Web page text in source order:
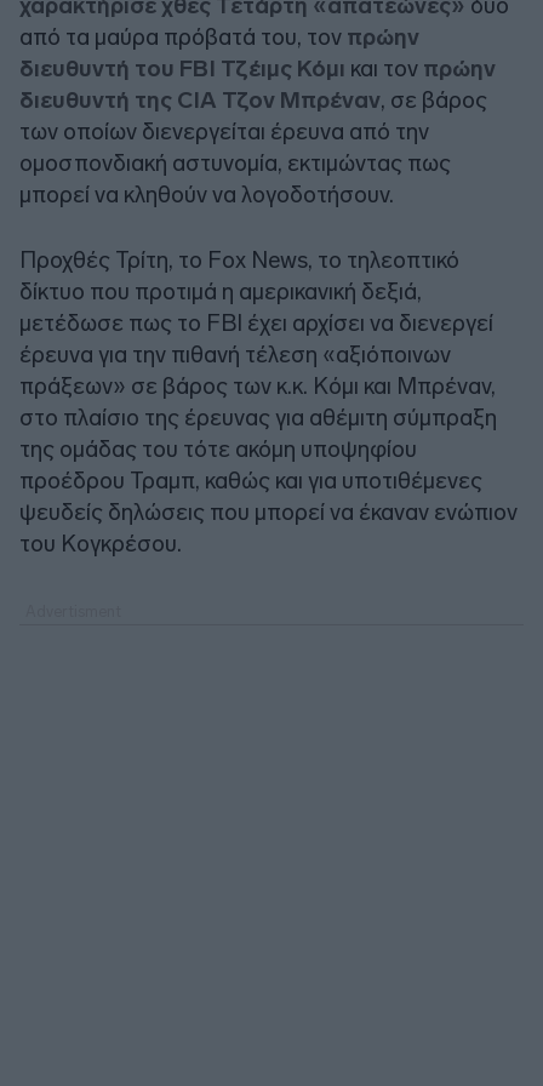
από τα μαύρα πρόβατά του, τον πρώην
διευθυντή του FBI Τζέιμς Κόμι και τον πρώην
διευθυντή της CIA Τζον Μπρέναν, σε βάρος
των οποίων διενεργείται έρευνα από την
ομοσπονδιακή αστυνομία, εκτιμώντας πως
μπορεί να κληθούν να λογοδοτήσουν.
Προχθές Τρίτη, το Fox News, το τηλεοπτικό
δίκτυο που προτιμά η αμερικανική δεξιά,
μετέδωσε πως το FBI έχει αρχίσει να διενεργεί
έρευνα για την πιθανή τέλεση «αξιόποινων
πράξεων» σε βάρος των κ.κ. Κόμι και Μπρέναν,
στο πλαίσιο της έρευνας για αθέμιτη σύμπραξη
της ομάδας του τότε ακόμη υποψηφίου
προέδρου Τραμπ, καθώς και για υποτιθέμενες
ψευδείς δηλώσεις που μπορεί να έκαναν ενώπιον
του Κογκρέσου.